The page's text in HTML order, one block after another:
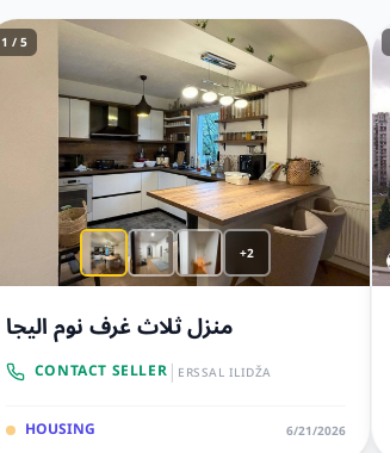
+2
1 / 5
منزل ثلاث غرف نوم اليجا
CONTACT SELLER| ERSSAL ILIDŽA
HOUSING 6/21/2026